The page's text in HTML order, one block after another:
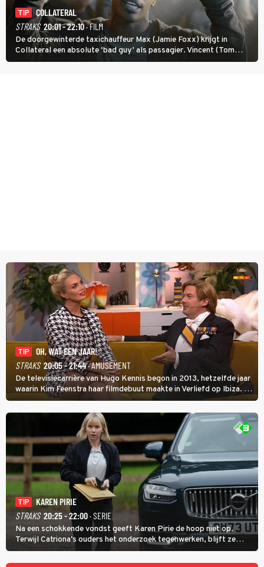
TIP
COLLATERAL
STRAKS 20:01 - 22:10· FILM
De doorgewinterde taxichauffeur Max (Jamie Foxx) krijgt in
Collateral een absolute ‘bad guy’ als passagier. Vincent (Tom
Cruise) heeft hem nodig om hem de stad door te loodsen om een
TIP
OH, WAT EEN JAAR!
STRAKS 20:05 - 21:44· AMUSEMENT
De televisiecarrière van Hugo Kennis begon in 2013, hetzelfde jaar
waarin Kim Feenstra haar filmdebuut maakte in Verliefd op Ibiza. In
Oh, Wat een Jaar! wordt duidelijk wat ze nog meer weten van het
jaar waarin ze allebei eindtwintigers waren.
TIP
KAREN PIRIE
STRAKS 20:25 - 22:00· SERIE
Na een schokkende vondst geeft Karen Pirie de hoop niet op.
Terwijl Catriona's ouders het onderzoek tegenwerken, blijft ze
speuren naar Adam. In deze slotaflevering van Karen Pirie leidt het
spoor via Frankrijk en Italië naar Malta.